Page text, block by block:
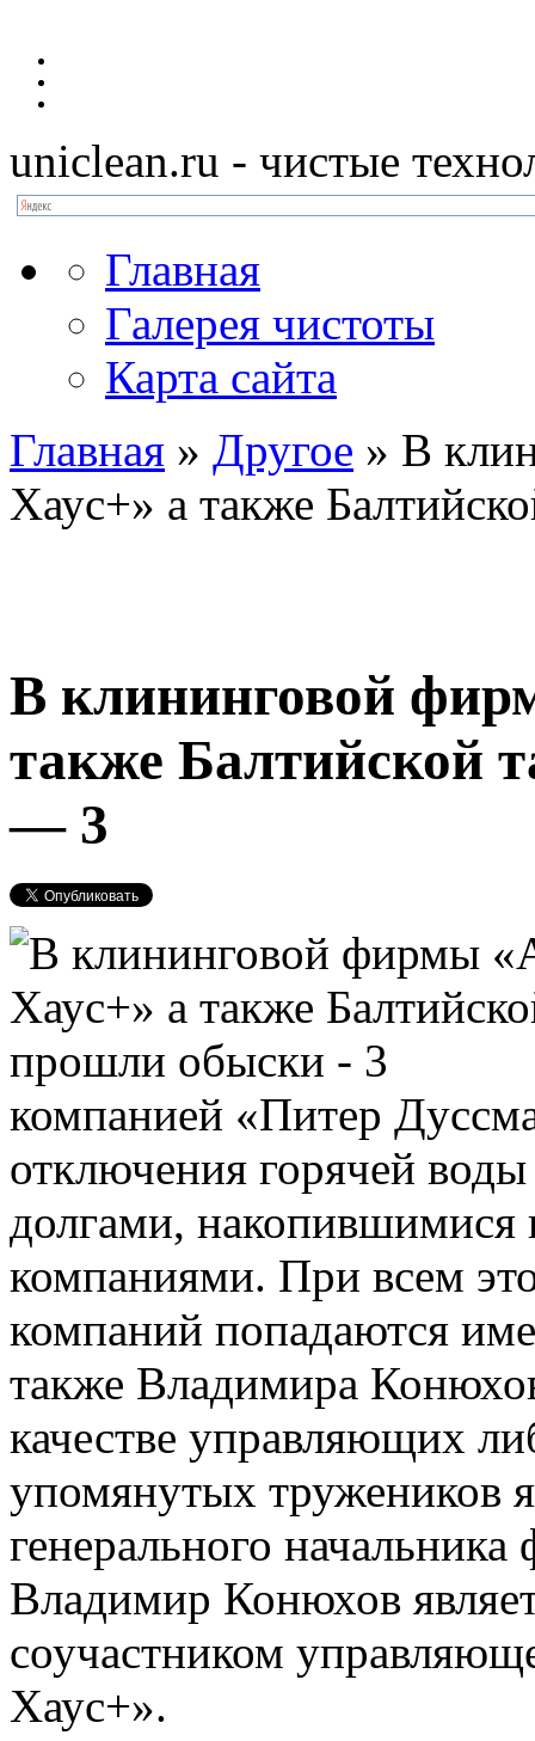
uniclean.ru - чистые
Главная
Галерея чистоты
Карта сайта
Главная » Другое » В
Хаус+» а также
В клининговой
также Балтийской
— 3
компанией «Питер
отключения горячей
долгами,
компаниями. При всем
компаний попадаются
также Владимира
качестве управляющих
упомянутых тружеников
генерального
Владимир Конюхов
соучастником
Хаус+».